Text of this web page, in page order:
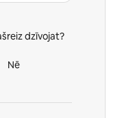
dzīvojat?
Nē